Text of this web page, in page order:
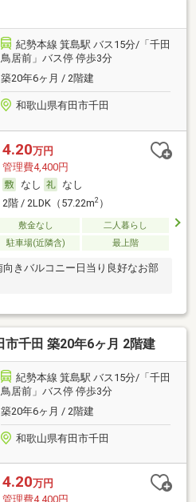
紀勢本線 箕島駅 バス15分/「千田
鳥居前」バス停 停歩3分
築20年6ヶ月 / 2階建
和歌山県有田市千田
4.20万円
管理費4,400円
なし
なし
2階 / 2LDK（57.22m2）
敷金なし
二人暮らし
駐車場(近隣含) 最上階
きバルコニー日当り良好なお部
市千田 築20年6ヶ月 2階建
紀勢本線 箕島駅 バス15分/「千田
鳥居前」バス停 停歩3分
築20年6ヶ月 / 2階建
和歌山県有田市千田
4.20万円
管理費4,400円